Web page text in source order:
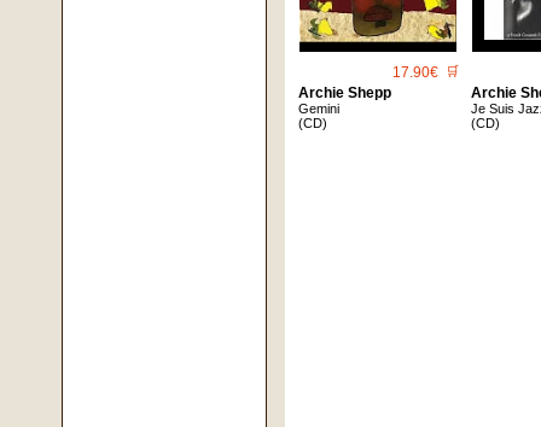
17.90€ 🛒
Archie Shepp
Gemini
(CD)
Archie
Je Suis
(CD)